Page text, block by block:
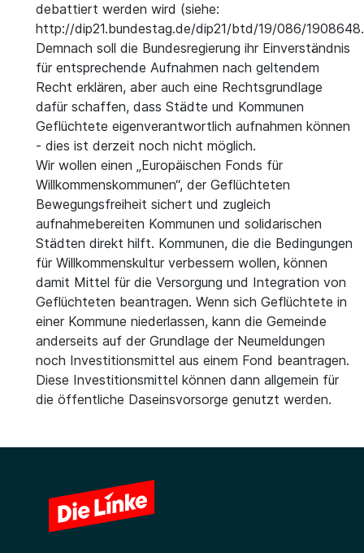
debattiert werden wird (siehe:
http://dip21.bundestag.de/dip21/btd/19/086/
Demnach soll die Bundesregierung ihr Einverständnis
für entsprechende Aufnahmen nach geltendem
Recht erklären, aber auch eine Rechtsgrundlage
dafür schaffen, dass Städte und Kommunen
Geflüchtete eigenverantwortlich aufnahmen können
- dies ist derzeit noch nicht möglich.
Wir wollen einen „Europäischen Fonds für
Willkommenskommunen“, der Geflüchteten
Bewegungsfreiheit sichert und zugleich
aufnahmebereiten Kommunen und solidarischen
Städten direkt hilft. Kommunen, die die Bedingungen
für Willkommenskultur verbessern wollen, können
damit Mittel für die Versorgung und Integration von
Geflüchteten beantragen. Wenn sich Geflüchtete in
einer Kommune niederlassen, kann die Gemeinde
anderseits auf der Grundlage der Neumeldungen
noch Investitionsmittel aus einem Fond beantragen.
Diese Investitionsmittel können dann allgemein für
die öffentliche Daseinsvorsorge genutzt werden.